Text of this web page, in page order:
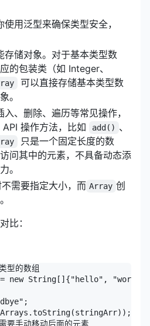
使用泛型来确保类型安全，
存储对象。对于基本类型数
的包装类（如 Integer、
可以直接存储基本类型数
。
入、删除、遍历等常见操作，
操作方法，比如
add() 、
只是一个固定长度的数
问其中的元素，不具备动态添
。
需要指定大小，而 Array 创
比：
的数组
new String[]{"hello",
手动移动后面的元素